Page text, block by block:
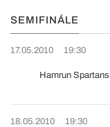
SEMIFINÁLE
17.05.2010 19:30
Hamrun Spartans
18.05.2010 19:30